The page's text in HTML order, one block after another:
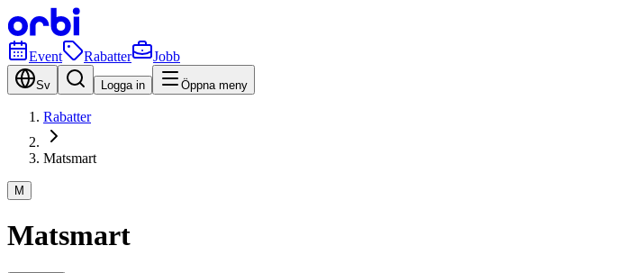
Event Rabatter Jobb
Sv Logga in Öppna meny
Rabatter
Matsmart
M
Matsmart